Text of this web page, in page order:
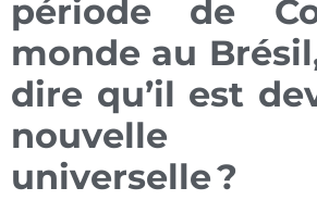
période de
monde au
dire qu’il est
nouvelle
universelle?